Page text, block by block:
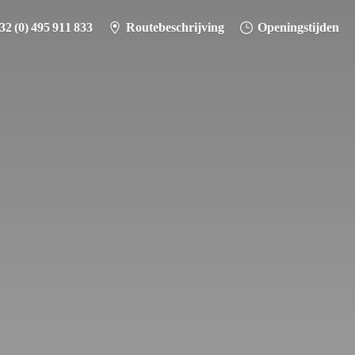
(0) 495 911 833 Routebeschrijving Openingstijden